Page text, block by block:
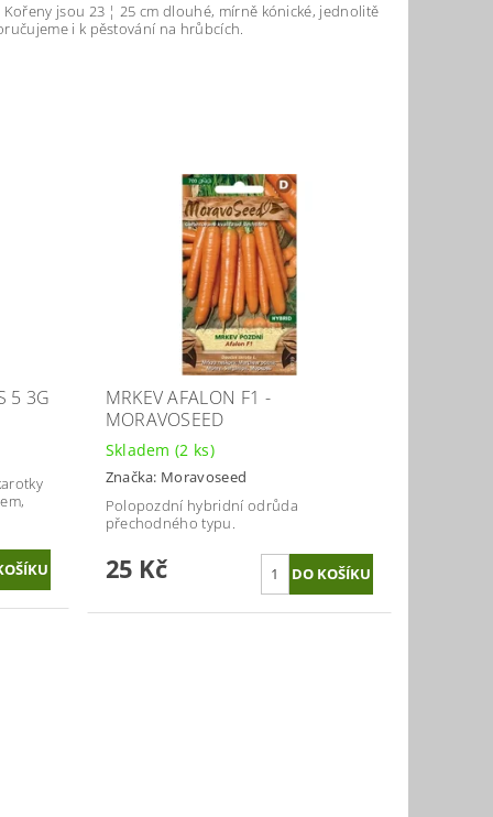
jsou 23 ¦ 25 cm dlouhé, mírně kónické, jednolitě
i k pěstování na hrůbcích.
5 3G
MRKEV AFALON F1 -
MORAVOSEED
Skladem(2 ks)
Značka: Moravoseed
Polopozdní hybridní odrůda
přechodného typu.
25 Kč